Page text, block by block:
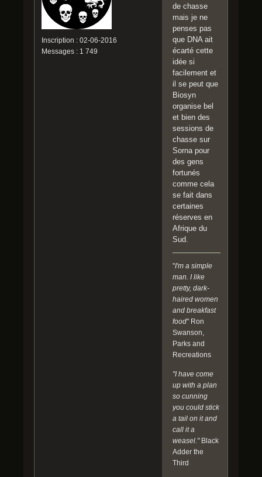
Inscription : 02-06-2016
Messages : 1 749
de chasse
mais je ne
penses pas
que DNA ait
écarté cette
idée si
facilement et
il se peut que
Biosyn
organise bel
et bien des
sessions de
chasse sur
Sorna pour
des gens
fortunés
comme cela
se fait dans
certaines
réserves en
Afrique du
Sud.
"I'm a simple
man. I like
pretty, dark-
haired women
and breakfast
food" Ron
Swanson,
Parks and
Recreations
"I have come
up with a plan
so cunning
you could stick
a tail on it and
call it a
weasel."Black
Adder the
Third